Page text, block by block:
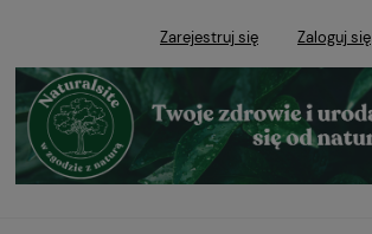
Zarejestruj się Zaloguj się